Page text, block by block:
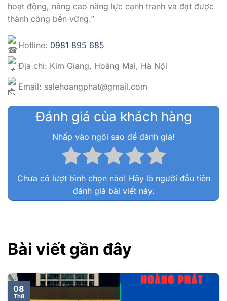
hoạt động, nâng cao năng lực cạnh tranh và đạt được
thành công bền vững.”
Hotline: 0981 895 685
Địa chỉ: Kim Giang, Hoàng Mai, Hà Nội
Email: salehoangphat@gmail.com
Đánh giá của khách hàng
Nhấp vào ngôi sao để đánh giá!
Chưa có lượt bình chọn nào! Hãy là người đầu tiên
đánh giá bài viết này.
Bài viết gần đây
08
Th8